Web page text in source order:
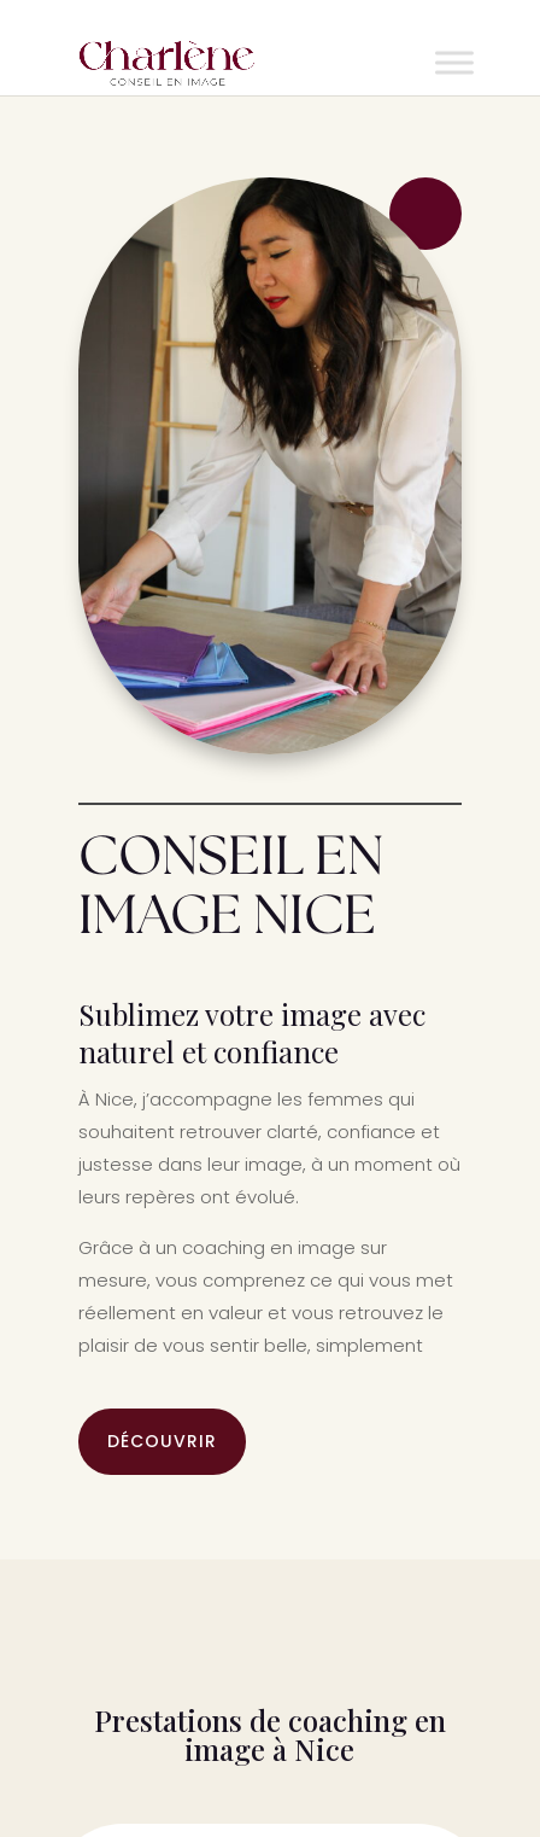
CONSEIL EN
IMAGE NICE
Sublimez votre image avec
naturel et confiance
À Nice, j’accompagne les femmes qui
souhaitent retrouver clarté, confiance et
justesse dans leur image, à un moment où
leurs repères ont évolué.
Grâce à un coaching en image sur
mesure, vous comprenez ce qui vous met
réellement en valeur et vous retrouvez le
plaisir de vous sentir belle, simplement
DÉCOUVRIR
Prestations de coaching en
image à Nice